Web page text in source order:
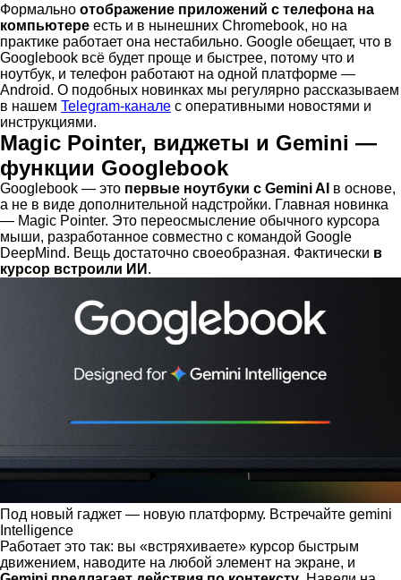
Формально отображение приложений с телефона на
компьютере есть и в нынешних Chromebook, но на
практике работает она нестабильно. Google обещает, что в
Googlebook всё будет проще и быстрее, потому что и
ноутбук, и телефон работают на одной платформе —
Android. О подобных новинках мы регулярно рассказываем
в нашем Telegram-канале с оперативными новостями и
инструкциями.
Magic Pointer, виджеты и Gemini —
функции Googlebook
Googlebook — это первые ноутбуки с Gemini AI в основе,
а не в виде дополнительной надстройки. Главная новинка
— Magic Pointer. Это переосмысление обычного курсора
мыши, разработанное совместно с командой Google
DeepMind. Вещь достаточно своеобразная. Фактически в
курсор встроили ИИ .
Под новый гаджет — новую платформу. Встречайте gemini
Intelligence
Работает это так: вы «встряхиваете» курсор быстрым
движением, наводите на любой элемент на экране, и